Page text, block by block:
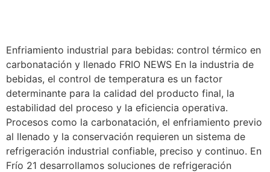
Enfriamiento industrial para bebidas: control térmico en
carbonatación y llenado FRIO NEWS En la industria de
bebidas, el control de temperatura es un factor
determinante para la calidad del producto final, la
estabilidad del proceso y la eficiencia operativa.
Procesos como la carbonatación, el enfriamiento previo
al llenado y la conservación requieren un sistema de
refrigeración industrial confiable, preciso y continuo. En
Frío 21 desarrollamos soluciones de refrigeración